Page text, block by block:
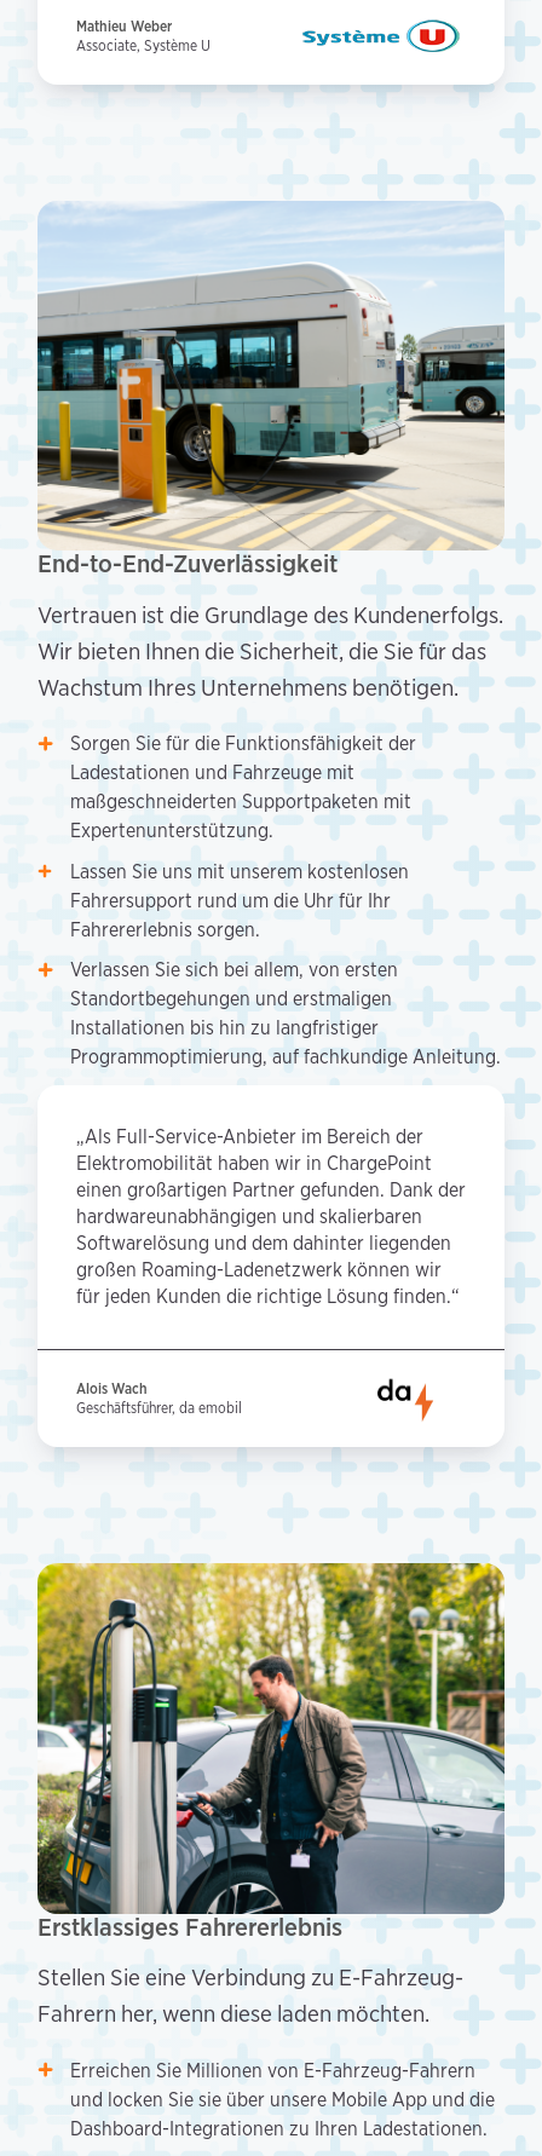
Mathieu Weber
Associate, Système U
End-to-End-Zuverlässigkeit
Vertrauen ist die Grundlage des Kundenerfolgs.
Wir bieten Ihnen die Sicherheit, die Sie für das
Wachstum Ihres Unternehmens benötigen.
Sorgen Sie für die Funktionsfähigkeit der
Ladestationen und Fahrzeuge mit
maßgeschneiderten Supportpaketen mit
Expertenunterstützung.
Lassen Sie uns mit unserem kostenlosen
Fahrersupport rund um die Uhr für Ihr
Fahrererlebnis sorgen.
Verlassen Sie sich bei allem, von ersten
Standortbegehungen und erstmaligen
Installationen bis hin zu langfristiger
Programmoptimierung, auf fachkundige Anleitung.
„Als Full-Service-Anbieter im Bereich der
Elektromobilität haben wir in ChargePoint
einen großartigen Partner gefunden. Dank der
hardwareunabhängigen und skalierbaren
Softwarelösung und dem dahinter liegenden
großen Roaming-Ladenetzwerk können wir
für jeden Kunden die richtige Lösung finden.“
Alois Wach
Geschäftsführer, da emobil
Erstklassiges Fahrererlebnis
Stellen Sie eine Verbindung zu E-Fahrzeug-
Fahrern her, wenn diese laden möchten.
Erreichen Sie Millionen von E-Fahrzeug-Fahrern
und locken Sie sie über unsere Mobile App und die
Dashboard-Integrationen zu Ihren Ladestationen.